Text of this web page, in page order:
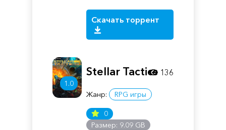
Скачать торрент
1.0
Stellar Tactics
Жанр: RPG игры
0
Размер: 9.09 GB
136